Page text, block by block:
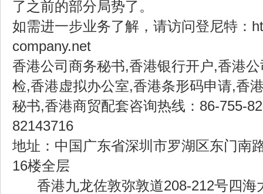
了之前的部分局势了。
如需进一步业务了解，请访问登尼特：
company.net
香港公司商务秘书,香港银行开户,香港
检,香港虚拟办公室,香港条形码申请,香
秘书,香港商贸配套咨询热线：86-755-
82143716
地址：中国广东省深圳市罗湖区东门南
16楼全层
香港九龙佐敦弥敦道208-212号四海